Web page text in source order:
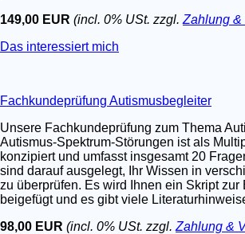
149,00 EUR (incl. 0% USt. zzgl. Zahlung &
Das interessiert mich
Fachkundeprüfung Autismusbegleiter
Unsere Fachkundeprüfung zum Thema
Autismus-Spektrum-Störungen ist als
konzipiert und umfasst insgesamt 20
sind darauf ausgelegt, Ihr Wissen in
zu überprüfen. Es wird Ihnen ein Skript zur
beigefügt und es gibt viele
98,00 EUR (incl. 0% USt. zzgl. Zahlung &